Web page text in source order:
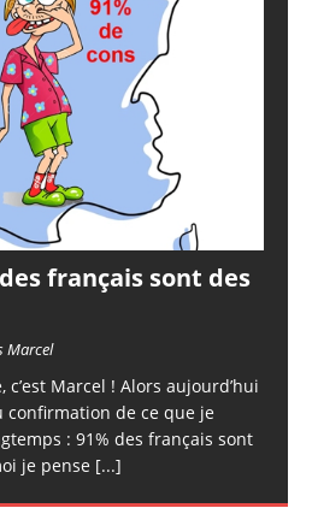
des français sont des
Marcel
Marcel ! Alors aujourd’hui
confirmation de ce que je
: 91% des français sont
je pense [...]